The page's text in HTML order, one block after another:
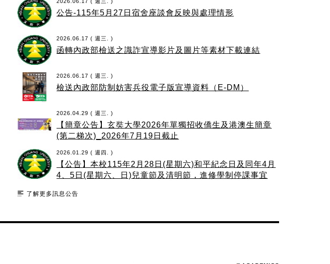
公告-115年5月27日宿舍座談會反映與處理情形
2026.06.17 ( 週三. )
函轉內政部檢送之識詐宣導影片及圖片等素材下載連結
2026.06.17 ( 週三. )
檢送內政部防制妨害兵役電子版宣導資料（E-DM）
2026.04.29 ( 週三. )
【簡章公告】玄奘大學2026年單獨招收僑生及港澳生簡章
(第二梯次)_2026年7月19日截止
2026.01.29 ( 週四. )
【公告】本校115年2月28日(星期六)和平紀念日及同年4月
4、5日(星期六、日)兒童節及清明節，進修學制停課事宜
了解更多訊息公告